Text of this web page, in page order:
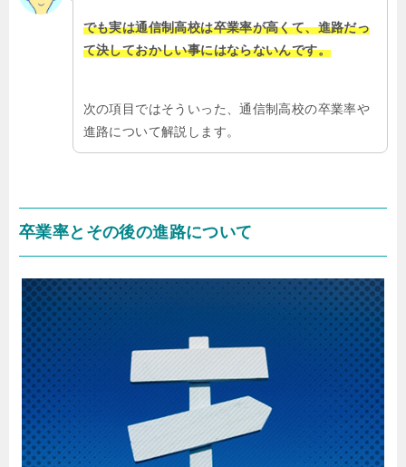
でも実は通信制高校は卒業率が高くて、進路だっ
て決しておかしい事にはならないんです。
次の項目ではそういった、通信制高校の卒業率や
進路について解説します。
卒業率とその後の進路について